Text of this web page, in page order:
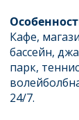
Кафе,
бассейн,
парк,
24/7.